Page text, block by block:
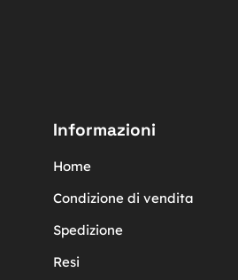
Informazioni
Home
Condizione di vendita
Spedizione
Resi